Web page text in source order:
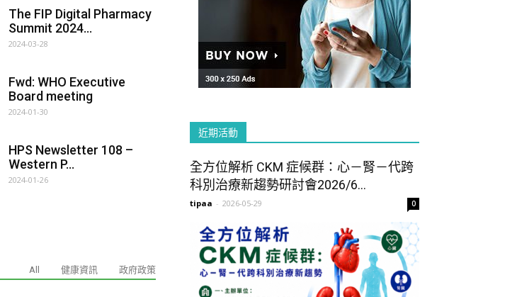
The FIP Digital Pharmacy
Summit 2024...
2024-03-28
Fwd: WHO Executive
Board meeting
2024-01-30
HPS Newsletter 108 –
Western P...
2024-01-26
All 健康資訊 政府政策
近期活動
全方位解析 CKM 症候群：心－腎－代跨
科別治療新趨勢研討會2026/6...
tipaa - 2026-05-29 0